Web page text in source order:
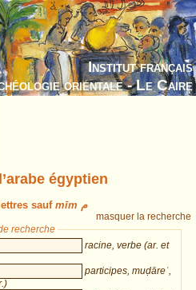
Institut français
orientale - Le Caire
égyptien
sauf mīm م
masquer la recherche
recherche
racine, verbe (ar. et
participes, muḍāreʿ,